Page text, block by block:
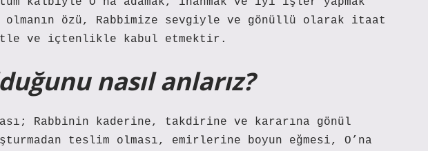
olmanın özü, Rabbimize sevgiyle ve gönüllü olarak itaat
ve içtenlikle kabul etmektir.
nasıl anlarız?
Rabbinin kaderine, takdirine ve kararına gönül
teslim olması, emirlerine boyun eğmesi, O’na